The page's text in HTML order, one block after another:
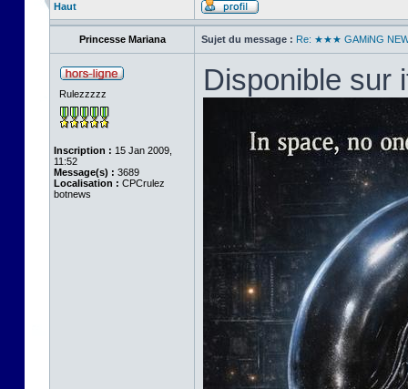
Haut
Princesse Mariana Sujet du message : Re: ★★★ GAMiNG
Rulezzzzz
Inscription : 15 Jan 2009,
11:52
Message(s) : 3689
Localisation : CPCrulez
botnews
Disponible sur